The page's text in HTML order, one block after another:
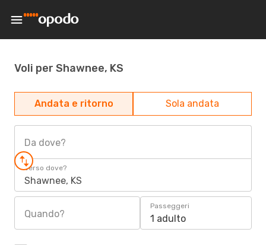
Voli per Shawnee, KS
Andata e ritorno Sola andata
Da dove?
Verso dove?
Shawnee, KS
Quando?
Passeggeri
1 adulto